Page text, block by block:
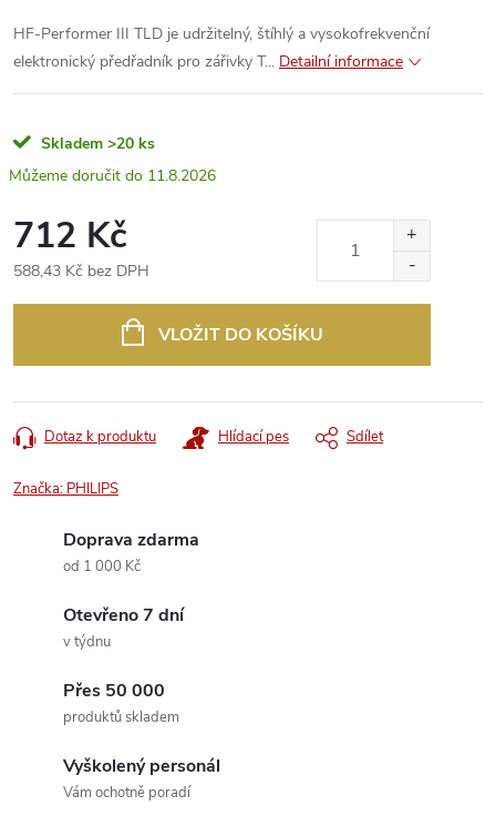
HF-Performer III TLD je udržitelný, štíhlý a vysokofrekvenční
elektronický předřadník pro zářivky T... Detailní informace
Skladem >20 ks
11.8.2026
712 Kč
588,43 Kč bez DPH
VLOŽIT DO KOŠÍKU
Dotaz k produktu Hlídací pes Sdílet
Značka: PHILIPS
Doprava zdarma
od 1 000 Kč
Otevřeno 7 dní
v týdnu
Přes 50 000
produktů skladem
Vyškolený personál
Vám ochotně poradí